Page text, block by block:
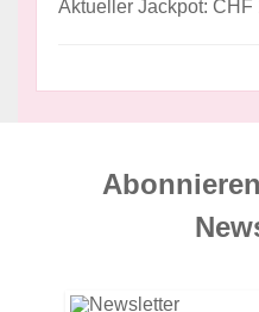
Aktueller Jackpot: CHF